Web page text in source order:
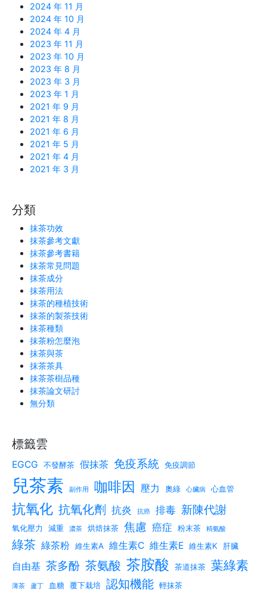
2024 年 11 月
2024 年 10 月
2024 年 4 月
2023 年 11 月
2023 年 10 月
2023 年 8 月
2023 年 3 月
2023 年 1 月
2021 年 9 月
2021 年 8 月
2021 年 6 月
2021 年 5 月
2021 年 4 月
2021 年 3 月
分類
抹茶功效
抹茶參考文獻
抹茶參考書籍
抹茶常見問題
抹茶成分
抹茶用法
抹茶的種植技術
抹茶的製茶技術
抹茶種類
抹茶粉怎麼泡
抹茶與茶
抹茶茶具
抹茶茶樹品種
抹茶論文研討
無分類
標籤雲
EGCG 不發酵茶 假抹茶 免疫系統 免疫調節
兒茶素 副作用 咖啡因 壓力 奧綠 心臟病 心血管
抗氧化 抗氧化劑 抗炎 抗癌 排毒 新陳代謝
氧化壓力 減重 濃茶 烘焙抹茶 焦慮 癌症 粉末茶 精氨酸
綠茶 綠茶粉 維生素A 維生素C 維生素E 維生素K 肝臟
自由基 茶多酚 茶氨酸 茶胺酸 茶道抹茶 葉綠素
薄茶 蘆丁 血糖 覆下栽培 認知機能 輕抹茶